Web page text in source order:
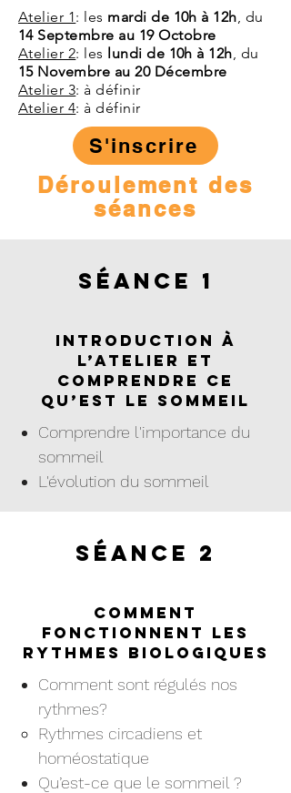
Atelier 1: les mardi de 10h à 12h, du
14 Septembre au 19 Octobre
Atelier 2: les lundi de 10h à 12h, du
15 Novembre au 20 Décembre
Atelier 3: à définir
Atelier 4: à définir
S'inscrire
Déroulement des
séances
Séance 1
Introduction à
l’atelier et
comprendre ce
qu’est le sommeil
Comprendre l'importance du
sommeil
L'évolution du sommeil
Séance 2
Comment
fonctionnent les
rythmes biologiques
Comment sont régulés nos
rythmes?
Rythmes circadiens et
homéostatique​
Qu’est-ce que le sommeil ?